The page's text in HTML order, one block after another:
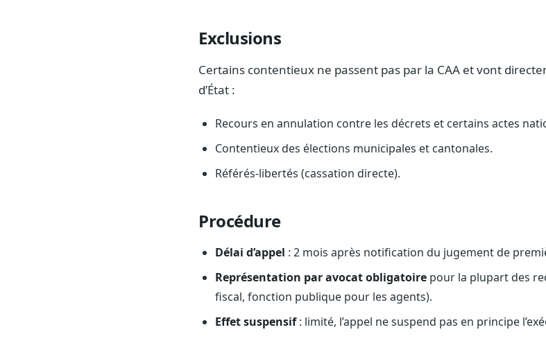
Exclusions
Certains contentieux ne passent pas par la CAA et vont
d’État :
Recours en annulation contre les décrets et certains actes
Contentieux des élections municipales et cantonales.
Référés-libertés (cassation directe).
Procédure
Délai d’appel : 2 mois après notification du jugement de
Représentation par avocat obligatoire pour la plupart des
fiscal, fonction publique pour les agents).
Effet suspensif: limité, l’appel ne suspend pas en principe